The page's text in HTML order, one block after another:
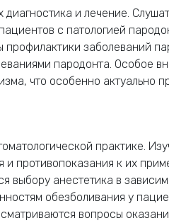
и лечение.
с патологией
заболеваний
пародонта. Особое
что особенно актуально
практике.
и противопоказания к их
выбору анестетика в
обезболивания у
вопросы